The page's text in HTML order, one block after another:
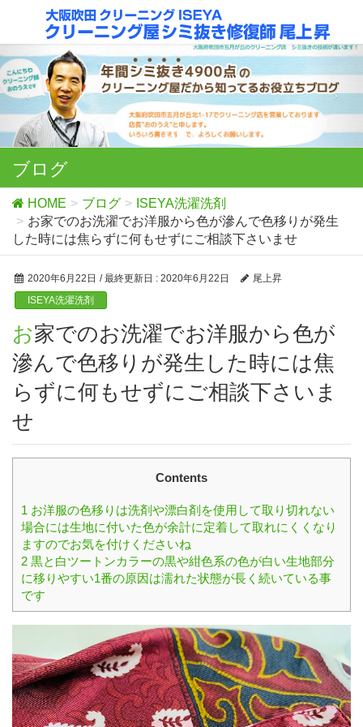
ブログ
HOME ブログ
ISEYA洗濯洗剤
お家でのお洗濯でお洋服から色が滲んで色移りが発生
した時には焦らずに何もせずにご相談下さいませ
2020年6月22日 / 最終更新日 : 2020年6月22日
尾上昇
ISEYA洗濯洗剤
お家でのお洗濯でお洋服から色が
滲んで色移りが発生した時には焦
らずに何もせずにご相談下さいま
せ
Contents
1 お洋服の色移りは洗剤や漂白剤を使用して取り切れない
場合には生地に付いた色が余計に定着して取れにくくなり
ますのでお気を付けくださいね
2 黒と白ツートンカラーの黒や紺色系の色が白い生地部分
に移りやすい1番の原因は濡れた状態が長く続いている事
です